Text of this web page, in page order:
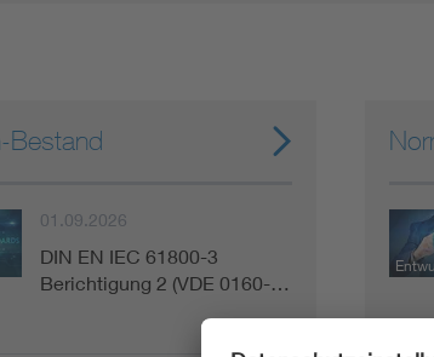
Bestand
01.09.2026
DIN EN IEC 61800-3
Berichtigung 2 (VDE 0160-…